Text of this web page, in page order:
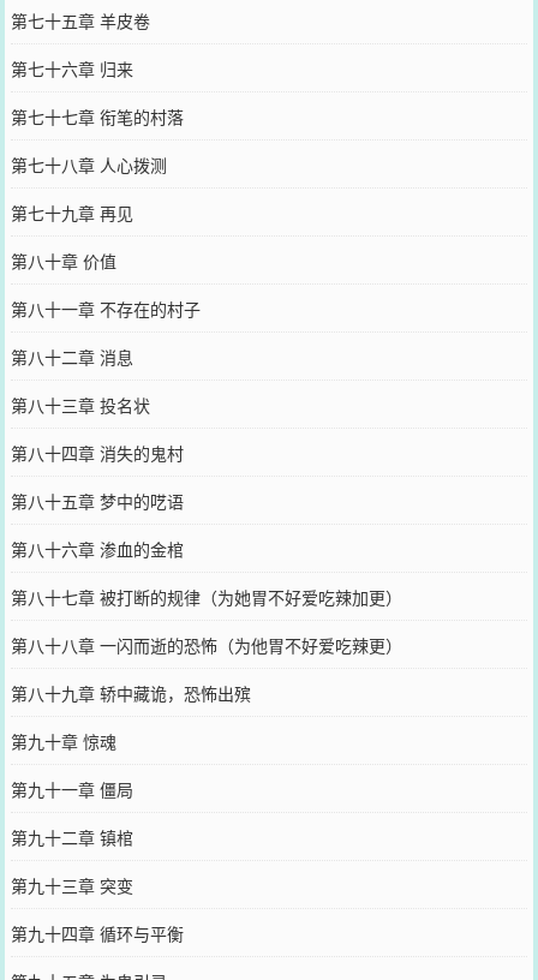
第七十五章 羊皮卷
第七十六章 归来
第七十七章 衔笔的村落
第七十八章 人心拨测
第七十九章 再见
第八十章 价值
第八十一章 不存在的村子
第八十二章 消息
第八十三章 投名状
第八十四章 消失的鬼村
第八十五章 梦中的呓语
第八十六章 渗血的金棺
第八十七章 被打断的规律（为她胃不好爱吃辣加更）
第八十八章 一闪而逝的恐怖（为他胃不好爱吃辣更）
第八十九章 轿中藏诡，恐怖出殡
第九十章 惊魂
第九十一章 僵局
第九十二章 镇棺
第九十三章 突变
第九十四章 循环与平衡